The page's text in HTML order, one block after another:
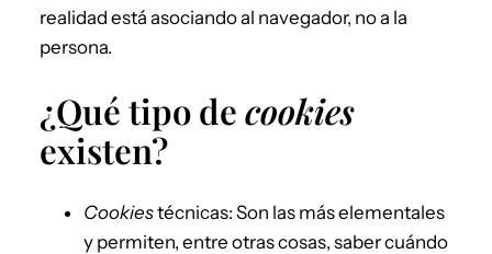
realidad está asociando al navegador, no a la
persona.
¿Qué tipo decookies
existen?
Cookiestécnicas: Son las más elementales
y permiten, entre otras cosas, saber cuándo